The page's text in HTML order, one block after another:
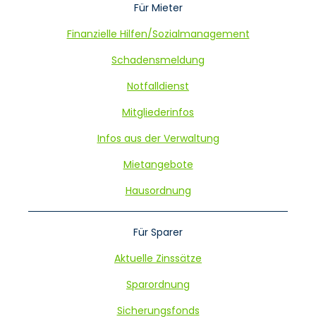
Für Mieter
Finanzielle Hilfen/Sozialmanagement
Schadensmeldung
Notfalldienst
Mitgliederinfos
Infos aus der Verwaltung
Mietangebote
Hausordnung
Für Sparer
Aktuelle Zinssätze
Sparordnung
Sicherungsfonds